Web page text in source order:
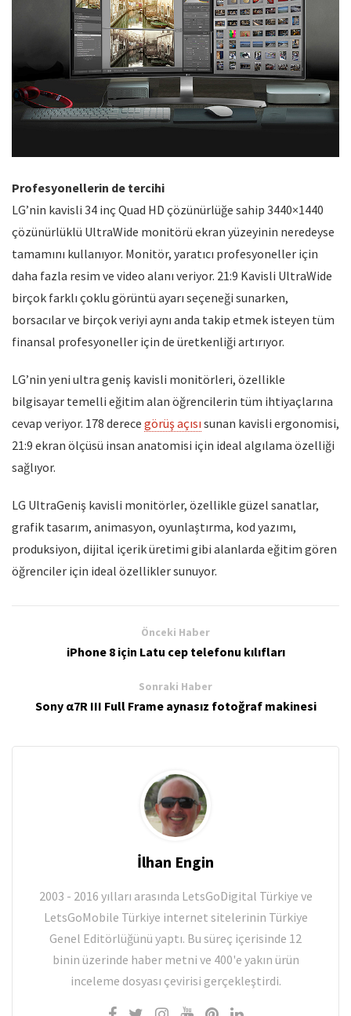
Profesyonellerin de tercihi
LG’nin kavisli 34 inç Quad HD çözünürlüğe sahip 3440×1440
çözünürlüklü UltraWide monitörü ekran yüzeyinin neredeyse
tamamını kullanıyor. Monitör, yaratıcı profesyoneller için
daha fazla resim ve video alanı veriyor. 21:9 Kavisli UltraWide
birçok farklı çoklu görüntü ayarı seçeneği sunarken,
borsacılar ve birçok veriyi aynı anda takip etmek isteyen tüm
finansal profesyoneller için de üretkenliği artırıyor.
LG’nin yeni ultra geniş kavisli monitörleri, özellikle
bilgisayar temelli eğitim alan öğrencilerin tüm ihtiyaçlarına
cevap veriyor. 178 derece görüş açısı sunan kavisli ergonomisi,
21:9 ekran ölçüsü insan anatomisi için ideal algılama özelliği
sağlıyor.
LG UltraGeniş kavisli monitörler, özellikle güzel sanatlar,
grafik tasarım, animasyon, oyunlaştırma, kod yazımı,
produksiyon, dijital içerik üretimi gibi alanlarda eğitim gören
öğrenciler için ideal özellikler sunuyor.
Önceki Haber
iPhone 8 için Latu cep telefonu kılıfları
Sonraki Haber
Sony α7R III Full Frame aynasız fotoğraf makinesi
İlhan Engin
2003 - 2016 yılları arasında LetsGoDigital Türkiye ve
LetsGoMobile Türkiye internet sitelerinin Türkiye
Genel Editörlüğünü yaptı. Bu süreç içerisinde 12
binin üzerinde haber metni ve 400'e yakın ürün
inceleme dosyası çevirisi gerçekleştirdi.